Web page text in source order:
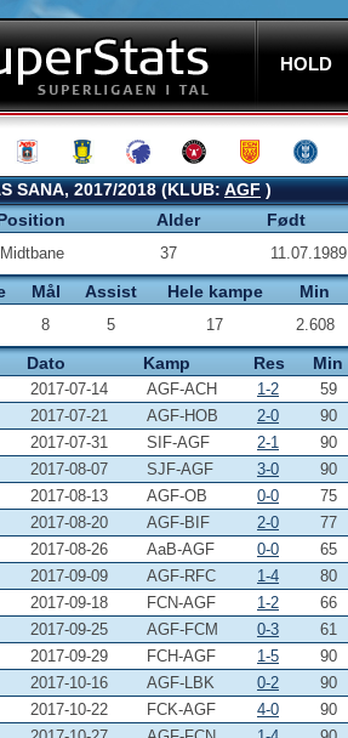
HOLD
SANA, 2017/2018 (KLUB:AGF)
Alder Født
Midtbane 37 11.07.1989
Mål Assist Hele kampe Min
8 5 17 2.608
Dato Kamp Res Min
2017-07-14 AGF-ACH 1-2
59
2017-07-21 AGF-HOB 2-0
90
2017-07-31 SIF-AGF 2-1
90
2017-08-07 SJF-AGF 3-0
90
2017-08-13 AGF-OB 0-0
75
2017-08-20 AGF-BIF 2-0
77
2017-08-26 AaB-AGF 0-0
65
2017-09-09 AGF-RFC 1-4
80
2017-09-18 FCN-AGF 1-2 66
2017-09-25 AGF-FCM 0-3
61
2017-09-29 FCH-AGF 1-5 90
2017-10-16 AGF-LBK 0-2
90
2017-10-22 FCK-AGF 4-0
90